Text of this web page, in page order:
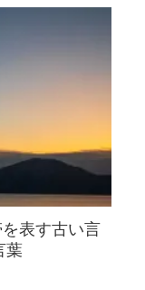
を表す古い言
葉